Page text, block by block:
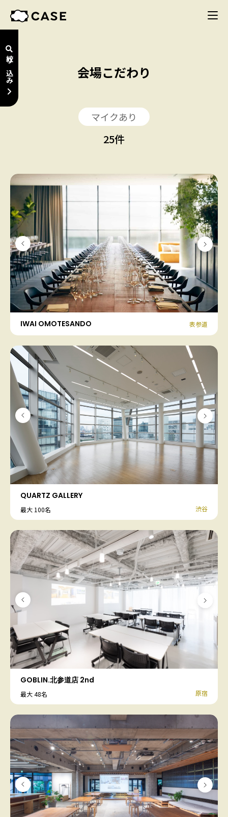
絞り込み 会場こだわり
マイクあり
25件
IWAI OMOTESANDO 表参道
QUARTZ GALLERY
最大 100名 渋谷
GOBLIN.北参道店 2nd
最大 48名 原宿